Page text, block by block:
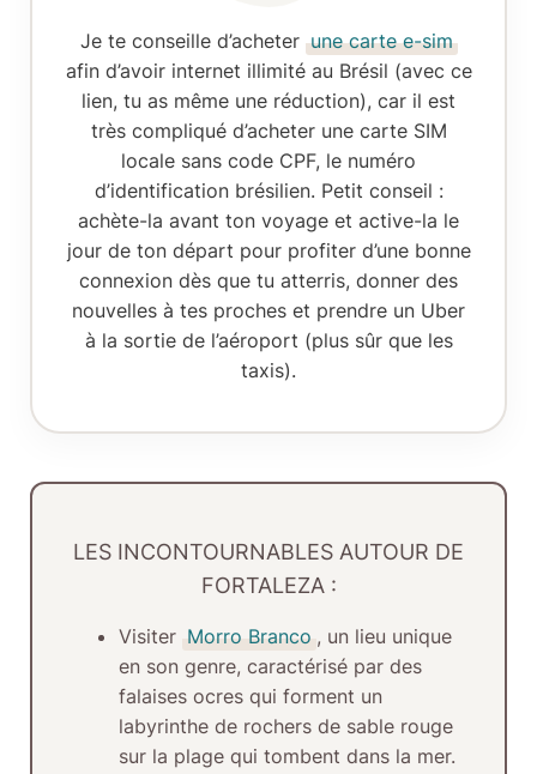
Je te conseille d’acheter une carte e-sim
afin d’avoir internet illimité au Brésil (avec ce
lien, tu as même une réduction), car il est
très compliqué d’acheter une carte SIM
locale sans code CPF, le numéro
d’identification brésilien. Petit conseil :
achète-la avant ton voyage et active-la le
jour de ton départ pour profiter d’une bonne
connexion dès que tu atterris, donner des
nouvelles à tes proches et prendre un Uber
à la sortie de l’aéroport (plus sûr que les
taxis).
LES INCONTOURNABLES AUTOUR DE
FORTALEZA :
Visiter Morro Branco , un lieu unique
en son genre, caractérisé par des
falaises ocres qui forment un
labyrinthe de rochers de sable rouge
sur la plage qui tombent dans la mer.